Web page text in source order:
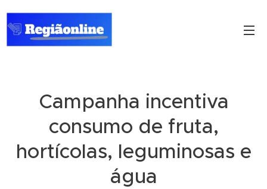
Campanha incentiva
consumo de fruta,
hortícolas, leguminosas e
água